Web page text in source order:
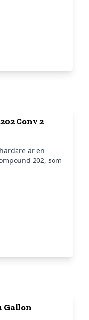
Conv 2
är en
202, som
Gallon